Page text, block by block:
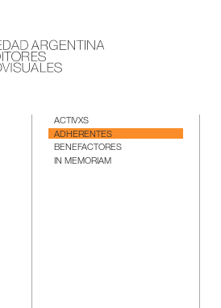
ACTIVXS
ADHERENTES
BENEFACTORES
IN MEMORIAM